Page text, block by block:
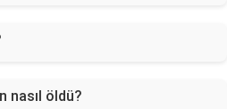
nasıl öldü?